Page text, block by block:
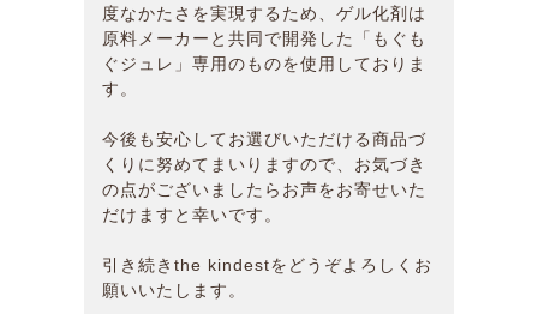
度なかたさを実現するため、ゲル化剤は
原料メーカーと共同で開発した「もぐも
ぐジュレ」専用のものを使用しておりま
す。
今後も安心してお選びいただける商品づ
くりに努めてまいりますので、お気づき
の点がございましたらお声をお寄せいた
だけますと幸いです。
引き続きthe kindestをどうぞよろしくお
願いいたします。